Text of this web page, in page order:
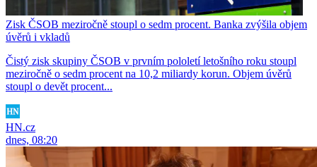
Zisk ČSOB meziročně stoupl o sedm procent. Banka zvýšila objem
úvěrů i vkladů
Čistý zisk skupiny ČSOB v prvním pololetí letošního roku stoupl
meziročně o sedm procent na 10,2 miliardy korun. Objem úvěrů
stoupl o devět procent...
HN.cz
dnes, 08:20